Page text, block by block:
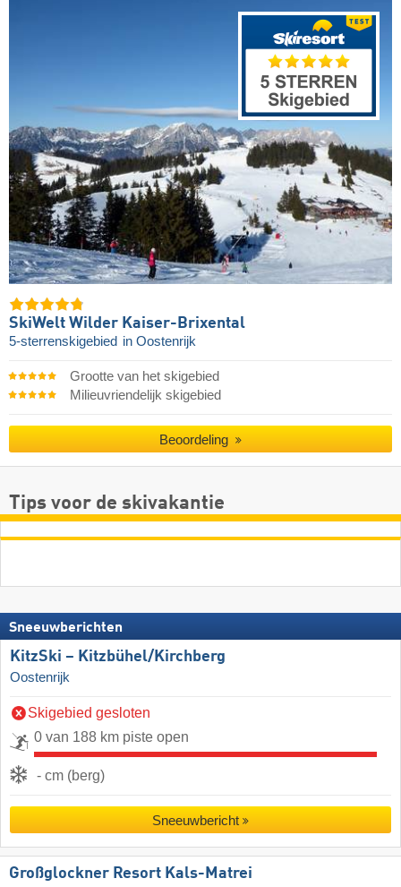
SkiWelt Wilder Kaiser-Brixental
5-sterrenskigebied in Oostenrijk
Grootte van het skigebied
Milieuvriendelijk skigebied
Beoordeling
Tips voor de skivakantie
Sneeuwberichten
KitzSki – Kitzbühel/​Kirchberg
Oostenrijk
Skigebied gesloten
0 van 188 km piste open
- cm (berg)
Sneeuwbericht
Großglockner Resort Kals-Matrei